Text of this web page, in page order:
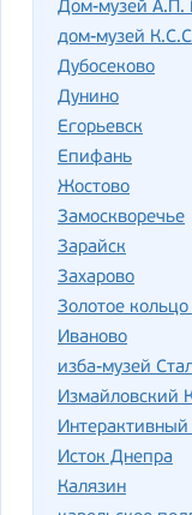
Дом-музей А.П.
дом-музей
Дубосеково
Дунино
Егорьевск
Епифань
Жостово
Замоскворечье
Зарайск
Захарово
Золотое кольцо
Иваново
изба-музей
Измайловский
Исток Днепра
Калязин